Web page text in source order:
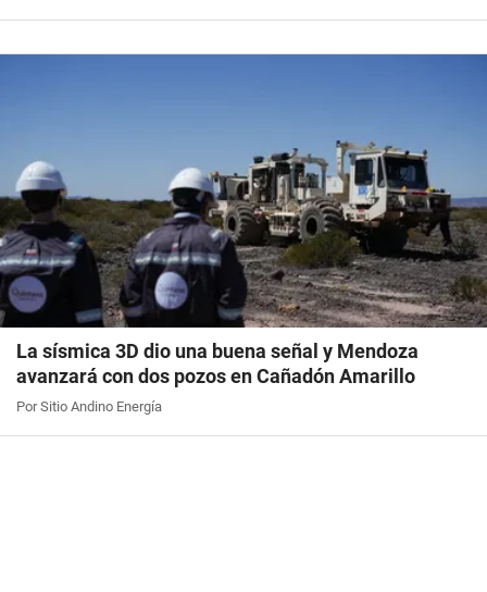
La sísmica 3D dio una buena señal y Mendoza
avanzará con dos pozos en Cañadón Amarillo
Por Sitio Andino Energía